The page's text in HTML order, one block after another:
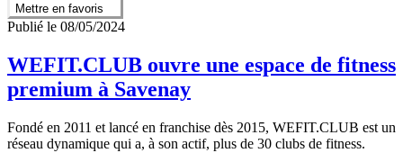
Mettre en favoris
Publié le 08/05/2024
WEFIT.CLUB ouvre une espace de fitness
premium à Savenay
Fondé en 2011 et lancé en franchise dès 2015, WEFIT.CLUB est un
réseau dynamique qui a, à son actif, plus de 30 clubs de fitness.